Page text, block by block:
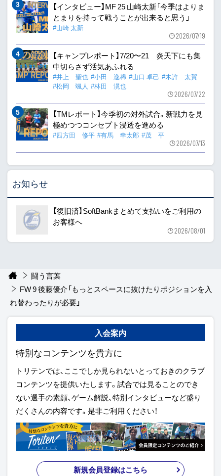
【インタビュー】MF 25 山崎太新「今季はよりま
とまりを持って戦うことが出来ると思う」
#山崎 太新
2026/07/19
【キャンプレポート】7/20〜21 炎天下にも集
中切らさず活気あふれる
#井上 聖也 #小田 逸稀 #山口 卓己 #木許 太賀
#松岡 颯人 #林田 滉也
2026/07/22
【TMレポート】今季初の対外試合。新戦力を見
極めつつコンセプト浸透を進める
#四方田 修平 #有馬 幸太郎 #茂 平
2026/07/13
お知らせ
【復旧済】SoftBankまとめて支払いをご利用の
お客様へ
2026/08/01
闘う言葉
FW 9 後藤優介「もっとスペースに抜けたりポジションを入
れ替わったりが必要」
入会案内
特別なコンテンツを貴方に
トリテンでは、ここでしか見られないとっておきのクラブ
コンテンツを提供いたします。試合では見ることのでき
ない選手の素顔、ゲーム解説、特別インタビューなど盛り
だくさんの内容です。是非ご利用ください！
新規会員登録はこちら